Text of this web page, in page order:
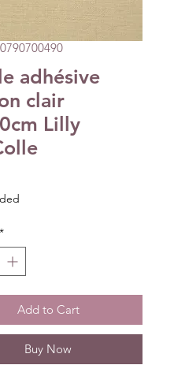
adhésive
clair
Lilly
*
Add to Cart
Buy Now